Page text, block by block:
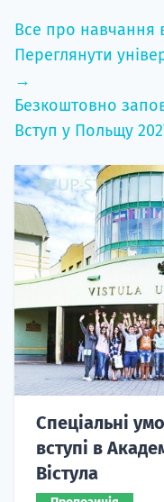
Все про навчання
Переглянути
→
Безкоштовно
Вступ у Польщу
Спеціальні
вступі в
Вістула